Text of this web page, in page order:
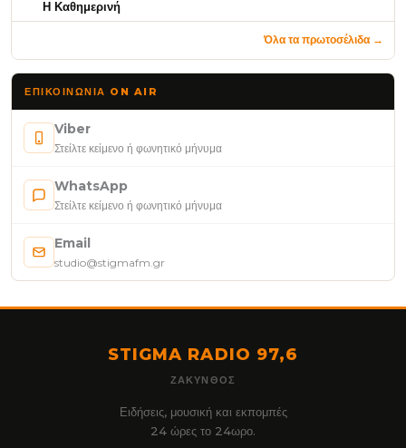
Η Καθημερινή
Όλα τα πρωτοσέλιδα →
ΕΠΙΚΟΙΝΩΝΊΑ ON AIR
Viber
Στείλτε κείμενο ή φωνητικό μήνυμα
WhatsApp
Στείλτε κείμενο ή φωνητικό μήνυμα
Email
studio@stigmafm.gr
STIGMA RADIO 97,6
ΖΆΚΥΝΘΟΣ
Ειδήσεις, μουσική και εκπομπές
24 ώρες το 24ωρο.